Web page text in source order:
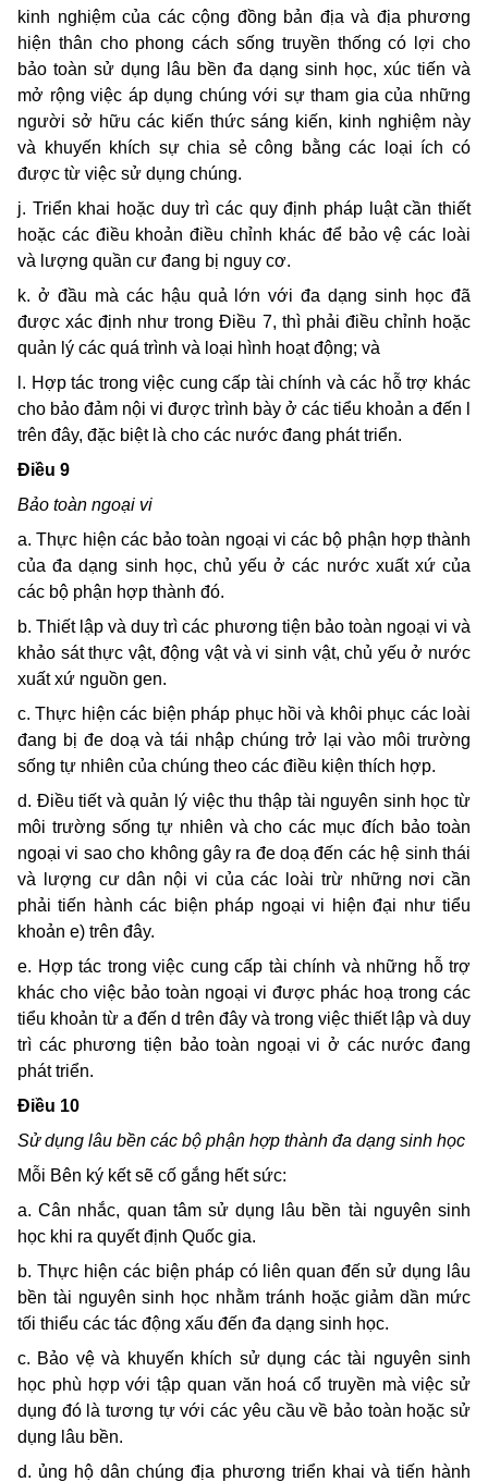
kinh nghiệm của các cộng đồng bản địa và địa phương
hiện thân cho phong cách sống truyền thống có lợi cho
bảo toàn sử dụng lâu bền đa dạng sinh học, xúc tiến và
mở rộng việc áp dụng chúng với sự tham gia của những
người sở hữu các kiến thức sáng kiến, kinh nghiệm này
và khuyến khích sự chia sẻ công bằng các loại ích có
được từ việc sử dụng chúng.
j. Triển khai hoặc duy trì các quy định pháp luật cần thiết
hoặc các điều khoản điều chỉnh khác để bảo vệ các loài
và lượng quần cư đang bị nguy cơ.
k. ở đầu mà các hậu quả lớn với đa dạng sinh học đã
được xác định như trong Ðiều 7, thì phải điều chỉnh hoặc
quản lý các quá trình và loại hình hoạt động; và
l. Hợp tác trong việc cung cấp tài chính và các hỗ trợ khác
cho bảo đảm nội vi được trình bày ở các tiểu khoản a đến l
trên đây, đặc biệt là cho các nước đang phát triển.
Ðiều 9
Bảo toàn ngoại vi
a. Thực hiện các bảo toàn ngoại vi các bộ phận hợp thành
của đa dạng sinh học, chủ yếu ở các nước xuất xứ của
các bộ phận hợp thành đó.
b. Thiết lập và duy trì các phương tiện bảo toàn ngoại vi và
khảo sát thực vật, động vật và vi sinh vật, chủ yếu ở nước
xuất xứ nguồn gen.
c. Thực hiện các biện pháp phục hồi và khôi phục các loài
đang bị đe doạ và tái nhập chúng trở lại vào môi trường
sống tự nhiên của chúng theo các điều kiện thích hợp.
d. Ðiều tiết và quản lý việc thu thập tài nguyên sinh học từ
môi trường sống tự nhiên và cho các mục đích bảo toàn
ngoại vi sao cho không gây ra đe doạ đến các hệ sinh thái
và lượng cư dân nội vi của các loài trừ những nơi cần
phải tiến hành các biện pháp ngoại vi hiện đại như tiểu
khoản e) trên đây.
e. Hợp tác trong việc cung cấp tài chính và những hỗ trợ
khác cho việc bảo toàn ngoại vi được phác hoạ trong các
tiểu khoản từ a đến d trên đây và trong việc thiết lập và duy
trì các phương tiện bảo toàn ngoại vi ở các nước đang
phát triển.
Ðiều 10
Sử dụng lâu bền các bộ phận hợp thành đa dạng sinh học
Mỗi Bên ký kết sẽ cố gắng hết sức:
a. Cân nhắc, quan tâm sử dụng lâu bền tài nguyên sinh
học khi ra quyết định Quốc gia.
b. Thực hiện các biện pháp có liên quan đến sử dụng lâu
bền tài nguyên sinh học nhằm tránh hoặc giảm dần mức
tối thiểu các tác động xấu đến đa dạng sinh học.
c. Bảo vệ và khuyến khích sử dụng các tài nguyên sinh
học phù hợp với tập quan văn hoá cổ truyền mà việc sử
dụng đó là tương tự với các yêu cầu về bảo toàn hoặc sử
dụng lâu bền.
d. ủng hộ dân chúng địa phương triển khai và tiến hành